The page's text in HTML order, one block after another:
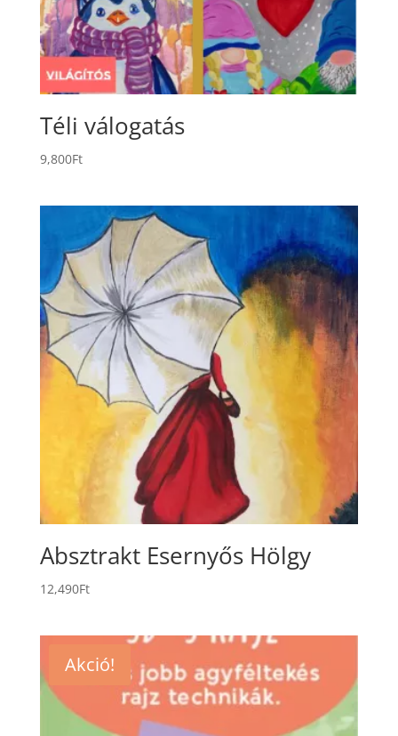
Téli válogatás
9,800Ft
Absztrakt Esernyős Hölgy
12,490Ft
Akció!